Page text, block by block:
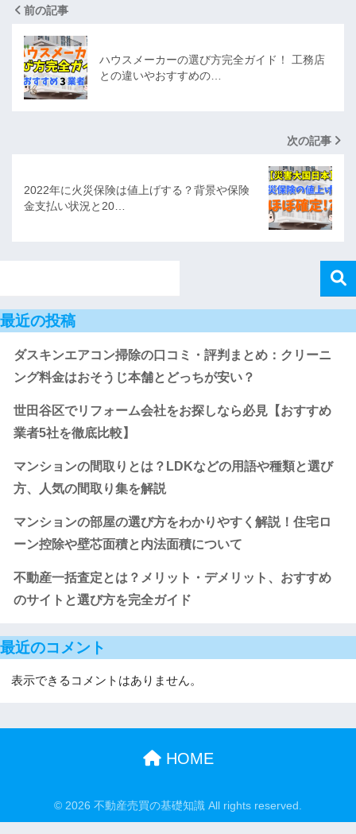
前の記事
ハウスメーカーの選び方完全ガイド！ 工務店
との違いやおすすめの…
次の記事
2022年に火災保険は値上げする？背景や保険
金支払い状況と20…
最近の投稿
ダスキンエアコン掃除の口コミ・評判まとめ：クリーニ
ング料金はおそうじ本舗とどっちが安い？
世田谷区でリフォーム会社をお探しなら必見【おすすめ
業者5社を徹底比較】
マンションの間取りとは？LDKなどの用語や種類と選び
方、人気の間取り集を解説
マンションの部屋の選び方をわかりやすく解説！住宅ロ
ーン控除や壁芯面積と内法面積について
不動産一括査定とは？メリット・デメリット、おすすめ
のサイトと選び方を完全ガイド
最近のコメント
表示できるコメントはありません。
HOME
© 2026 不動産売買の基礎知識 All rights reserved.